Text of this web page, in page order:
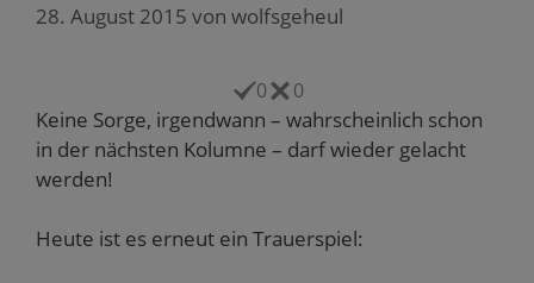
28. August 2015 von wolfsgeheul
0 0
Keine Sorge, irgendwann – wahrscheinlich schon
in der nächsten Kolumne – darf wieder gelacht
werden!
Heute ist es erneut ein Trauerspiel: